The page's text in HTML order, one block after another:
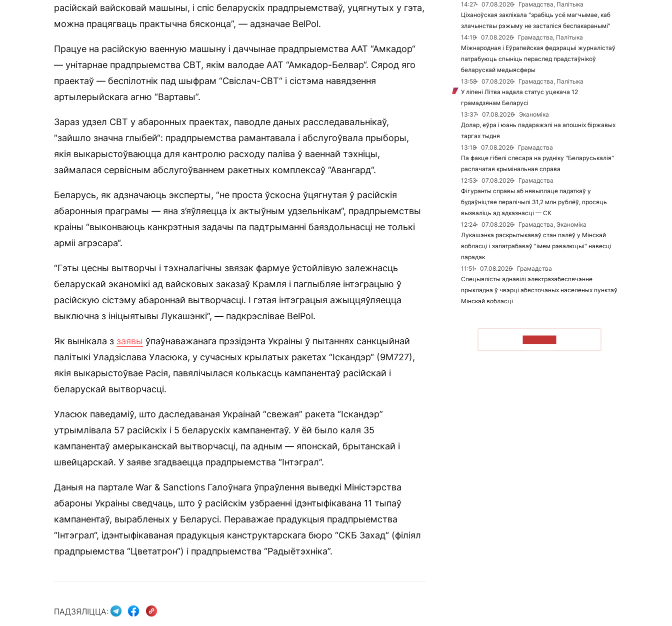
расійскай вайсковай машыны, і спіс беларускіх прадпрыемстваў, уцягнутых у гэта,
можна працягваць практычна бясконца”, — адзначае BelPol.
Працуе на расійскую ваенную машыну і даччынае прадпрыемства ААТ “Амкадор“
— унітарнае прадпрыемства СВТ, якім валодае ААТ “Амкадор-Белвар“. Сярод яго
праектаў — беспілотнік пад шыфрам “Свіслач-СВТ“ і сістэма навядзення
артылерыйскага агню “Вартавы”.
Зараз удзел СВТ у абаронных праектах, паводле даных расследавальнікаў,
“зайшло значна глыбей“: прадпрыемства рамантавала і абслугоўвала прыборы,
якія выкарыстоўваюцца для кантролю расходу паліва ў ваеннай тэхніцы,
займалася сервісным абслугоўваннем ракетных комплексаў “Авангард“.
Беларусь, як адзначаюць эксперты, “не проста ўскосна ўцягнутая ў расійскія
абаронныя праграмы — яна з’яўляецца іх актыўным удзельнікам“, прадпрыемствы
краіны “выконваюць канкрэтныя задачы па падтрыманні баяздольнасці не толькі
арміі агрэсара“.
“Гэты цесны вытворчы і тэхналагічны звязак фармуе ўстойлівую залежнасць
беларускай эканомікі ад вайсковых заказаў Крамля і паглыбляе інтэграцыю ў
расійскую сістэму абароннай вытворчасці. І гэтая інтэграцыя ажыццяўляецца
выключна з ініцыятывы Лукашэнкі”, — падкрэслівае BelPol.
Як вынікала з заявы ўпаўнаважанага прэзідэнта Украіны ў пытаннях санкцыйнай
палітыкі Уладзіслава Уласюка, у сучасных крылатых ракетах “Іскандэр“ (9М727),
якія выкарыстоўвае Расія, павялічылася колькасць кампанентаў расійскай і
беларускай вытворчасці.
Уласюк паведаміў, што даследаваная Украінай “свежая” ракета “Іскандэр”
утрымлівала 57 расійскіх і 5 беларускіх кампанентаў. У ёй было каля 35
кампанентаў амерыканскай вытворчасці, па адным — японскай, брытанскай і
швейцарскай. У заяве згадваецца прадпрыемства “Інтэграл”.
Даныя на партале War & Sanctions Галоўнага ўпраўлення выведкі Міністэрства
абароны Украіны сведчаць, што ў расійскім узбраенні ідэнтыфікавана 11 тыпаў
кампанентаў, вырабленых у Беларусі. Пераважае прадукцыя прадпрыемства
“Інтэграл“, ідэнтыфікаваная прадукцыя канструктарскага бюро “СКБ Захад“ (філіял
прадпрыемства “Цветатрон“) і прадпрыемства “Радыётэхніка”.
ПАДЗЯЛІЦЦА:
14:27
07.08.2026
Грамадства, Палітыка
Ціханоўская заклікала "зрабіць усё магчымае, каб
злачынствы рэжыму не засталіся беспакаранымі"
14:19
07.08.2026
Грамадства, Палітыка
Міжнародная і Еўрапейская федэрацыі журналістаў
патрабуюць спыніць пераслед прадстаўнікоў
беларускай медыясферы
13:58
07.08.2026
Грамадства, Палітыка
У ліпені Літва надала статус уцекача 12
грамадзянам Беларусі
13:37
07.08.2026
Эканоміка
Долар, еўра і юань падаражэлі на апошніх біржавых
таргах тыдня
13:18
07.08.2026
Грамадства
Па факце гібелі слесара на рудніку "Беларуськалія"
распачатая крымінальная справа
12:53
07.08.2026
Грамадства
Фігуранты справы аб нявыплаце падаткаў у
будаўніцтве пералічылі 31,2 млн рублёў, просяць
вызваліць ад адказнасці — СК
12:24
07.08.2026
Грамадства, Эканоміка
Лукашэнка раскрытыкаваў стан палёў у Мінскай
вобласці і запатрабаваў "імем рэвалюцыі" навесці
парадак
11:51
07.08.2026
Грамадства
Спецыялісты аднавілі электразабеспячэнне
прыкладна ў чвэрці абясточаных населеных пунктаў
Мінскай вобласці